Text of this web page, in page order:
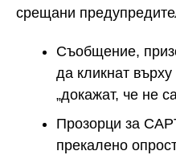
срещани
Съобщение,
да кликнат
„докажат, че не
Прозорци за
прекалено